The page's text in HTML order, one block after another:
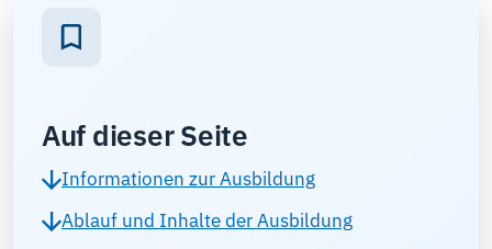
Auf dieser Seite
Informationen zur Ausbildung
Ablauf und Inhalte der Ausbildung